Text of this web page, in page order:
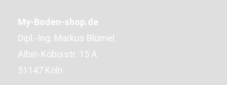
My-Boden-shop.de
Dipl.-Ing. Markus Blümel
Albin-Köbisstr. 15 A
51147 Köln